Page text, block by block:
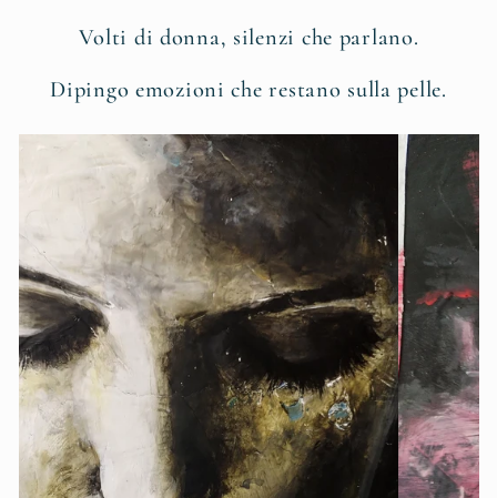
Volti di donna, silenzi che parlano.
Dipingo emozioni che restano sulla pelle.